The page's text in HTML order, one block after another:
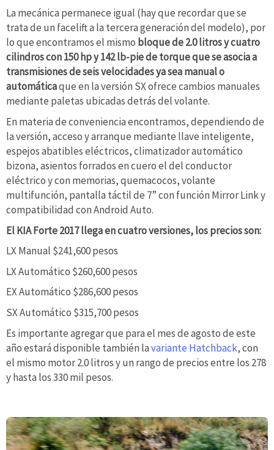
La mecánica permanece igual (hay que recordar que se
trata de un facelift a la tercera generación del modelo), por
lo que encontramos el mismo bloque de 2.0 litros y cuatro
cilindros con 150 hp y 142 lb-pie de torque que se asocia a
transmisiones de seis velocidades ya sea manual o
automáticaque en la versión SX ofrece cambios manuales
mediante paletas ubicadas detrás del volante.
En materia de conveniencia encontramos, dependiendo de
la versión, acceso y arranque mediante llave inteligente,
espejos abatibles eléctricos, climatizador automático
bizona, asientos forrados en cuero el del conductor
eléctrico y con memorias, quemacocos, volante
multifunción, pantalla táctil de 7” con función Mirror Link y
compatibilidad con Android Auto.
El KIA Forte 2017 llega en cuatro versiones, los precios son:
LX Manual $241,600 pesos
LX Automático $260,600 pesos
EX Automático $286,600 pesos
SX Automático $315,700 pesos
Es importante agregar que para el mes de agosto de este
año estará disponible también lavariante Hatchback, con
el mismo motor 2.0 litros y un rango de precios entre los 278
y hasta los 330 mil pesos.